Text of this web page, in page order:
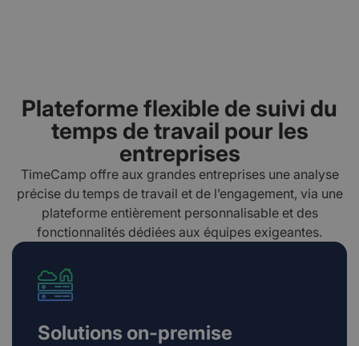
Plateforme flexible de suivi du
temps de travail pour les
entreprises
TimeCamp offre aux grandes entreprises une analyse
précise du temps de travail et de l’engagement, via une
plateforme entièrement personnalisable et des
fonctionnalités dédiées aux équipes exigeantes.
Solutions on-premise